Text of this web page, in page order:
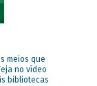
meios que
no vídeo
bibliotecas